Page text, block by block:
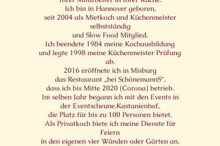
Ich bin in Hannover geboren,
seit 2004 als Mietkoch und Küchenmeister
selbstständig
und Slow Food Mitglied.
Ich beendete 1984 meine Kochausbildung
und legte 1998 meine Küchenmeister Prüfung
ab.
2016 eröffnete ich in Misburg
das Restaurant „bei SchönemannS“,
dass ich bis Mitte 2020 (Corona) betrieb.
Im selben Jahr begann ich mit den Events in
der Eventscheune.Kastanienhof,
die Platz für bis zu 100 Personen bietet.
Als Privatkoch biete ich meine Dienste für
Feiern
in den eigenen vier Wänden oder Gärten an.